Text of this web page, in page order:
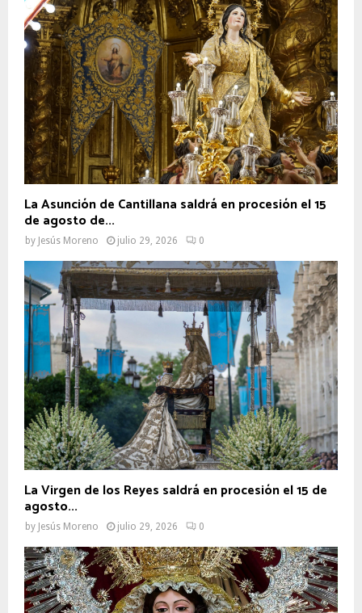
La Asunción de Cantillana saldrá en procesión el 15
de agosto de...
by Jesús Moreno julio 29, 2026 0
La Virgen de los Reyes saldrá en procesión el 15 de
agosto...
by Jesús Moreno julio 29, 2026 0